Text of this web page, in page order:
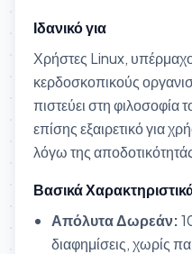
Ιδανικό για
Χρήστες Linux,
κερδοσκοπικούς
πιστεύει στη φιλοσοφία
επίσης εξαιρετικό για
λόγω της
Βασικά
Απόλυτα Δωρεάν:
διαφημίσεις, χωρίς